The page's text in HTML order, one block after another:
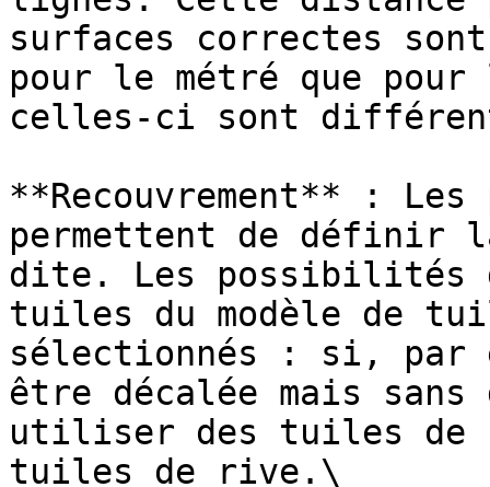
surfaces correctes
pour le métré que
celles-ci sont
**Recouvrement** :
permettent de définir
dite. Les possibilités
tuiles du modèle de
sélectionnés : si, par
être décalée mais
utiliser des tuiles de
tuiles de rive.\